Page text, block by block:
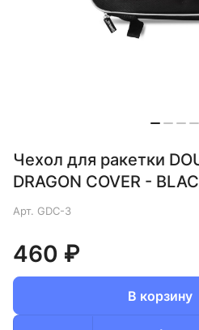
Чехол для ракетки
DRAGON COVER -
Арт. GDC-3
460 ₽
В корзину